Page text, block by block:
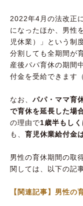
2022年4月の法改正
になったほか、男性
児休業）」という制
分割しても全期間が
産後パパ育休の期間
付金を受給できます
なお、 パパ・ママ育
で育休を延長した場
の理由で1歳半もし
も、 育児休業給付金
男性の育休期間の取
関しては、以下の記
【関連記事】男性の